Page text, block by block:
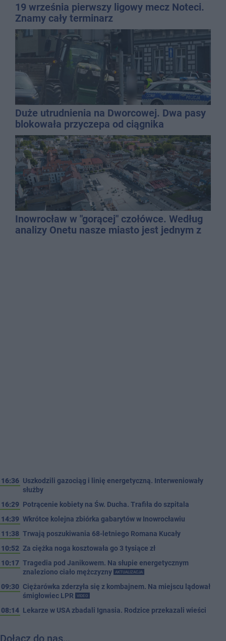
19 września pierwszy ligowy mecz Noteci.
Znamy cały terminarz
Duże utrudnienia na Dworcowej. Dwa pasy
blokowała przyczepa od ciągnika
Inowrocław w "gorącej" czołówce. Według
analizy Onetu nasze miasto jest jednym z
16:36 Uszkodzili gazociąg i linię energetyczną. Interweniowały
służby
16:29 Potrącenie kobiety na Św. Ducha. Trafiła do szpitala
14:39 Wkrótce kolejna zbiórka gabarytów w Inowrocławiu
11:38 Trwają poszukiwania 68-letniego Romana Kucały
10:52 Za ciężka noga kosztowała go 3 tysiące zł
10:17 Tragedia pod Janikowem. Na słupie energetycznym
znaleziono ciało mężczyzny
AKTUALIZACJA
09:30 Ciężarówka zderzyła się z kombajnem. Na miejscu lądował
śmigłowiec LPR
VIDEO
08:14 Lekarze w USA zbadali Ignasia. Rodzice przekazali wieści
Dołącz do nas…